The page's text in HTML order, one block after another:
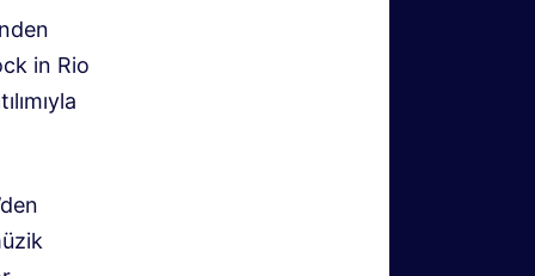
in Rio